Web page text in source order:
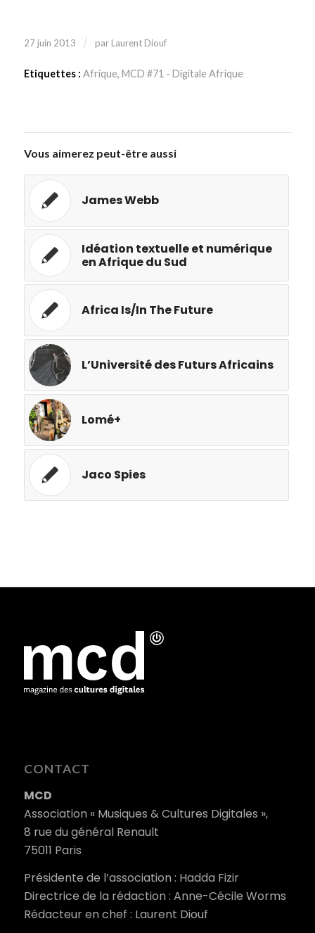
27 juin 2013 / par Laurent Diouf
Etiquettes : Afrique, MCD #71 - Digitale Afrique
Vous aimerez peut-être aussi
James Webb
Idéation textuelle et numérique
en Afrique du Sud
Africa Is/In The Future
L’Université des Futurs Africains
Lomé+
Jaco Spies
CONTACT
MCD
Association « Musiques & Cultures Digitales »,
8 rue du général Renault
75011 Paris
Présidente de l’association : Hadda Fizir
Directrice de la rédaction : Anne-Cécile Worms
Rédacteur en chef : Laurent Diouf